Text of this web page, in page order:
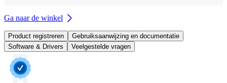
Ga naar de winkel
Product registreren
Gebruiksaanwijzing en documentatie
Software & Drivers
Veelgestelde vragen